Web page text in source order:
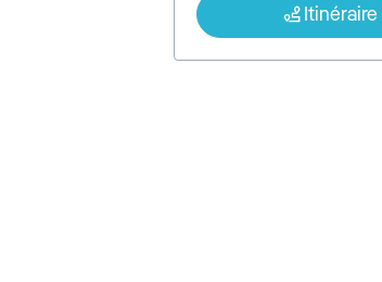
Itinéraire